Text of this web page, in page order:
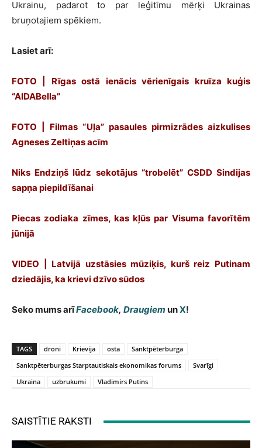
Ukrainu, padarot to par leģitīmu mērķi Ukrainas
bruņotajiem spēkiem.
Lasiet arī:
FOTO | Rīgas ostā ienācis vērienīgais kruīza kuģis
“AIDABella”
FOTO | Filmas “Uļa” pasaules pirmizrādes aizkulises
Agneses Zeltiņas acīm
Niks Endziņš lūdz sekotājus “trobelēt” CSDD Sindijas
sapņa piepildīšanai
Piecas zodiaka zīmes, kas kļūs par Visuma favorītēm
jūnijā
VIDEO | Latvijā uzstāsies mūziķis, kurš reiz Putinam
dziedājis, ka krievi dzīvo sūdos
Seko mums arīFacebook, Draugiem unX!
TAGS droni Krievija osta
Sanktpēterburga
Sanktpēterburgas Starptautiskais ekonomikas forums
Svarīgi
Ukraina
uzbrukumi Vladimirs Putins
SAISTĪTIE RAKSTI